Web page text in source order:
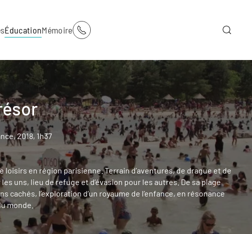
ÉducationMémoire
2018, 1h37
loisirs en région parisienne. Terrain d’aventures, de drague et de
uns, lieu de refuge et d’évasion pour les autres. De sa plage
cachés, l’exploration d’un royaume de l’enfance, en résonance
monde.